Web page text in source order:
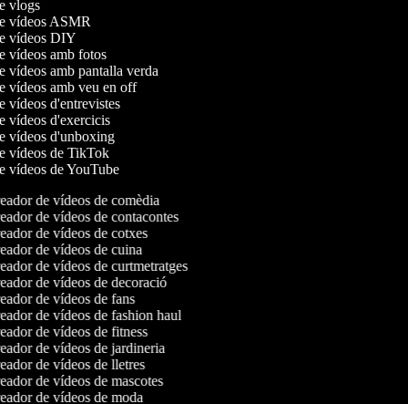
vlogs
vídeos ASMR
vídeos DIY
vídeos amb fotos
vídeos amb pantalla verda
vídeos amb veu en off
vídeos d'entrevistes
vídeos d'exercicis
vídeos d'unboxing
vídeos de TikTok
vídeos de YouTube
de vídeos de comèdia
de vídeos de contacontes
de vídeos de cotxes
de vídeos de cuina
de vídeos de curtmetratges
de vídeos de decoració
de vídeos de fans
de vídeos de fashion haul
de vídeos de fitness
de vídeos de jardineria
de vídeos de lletres
de vídeos de mascotes
de vídeos de moda